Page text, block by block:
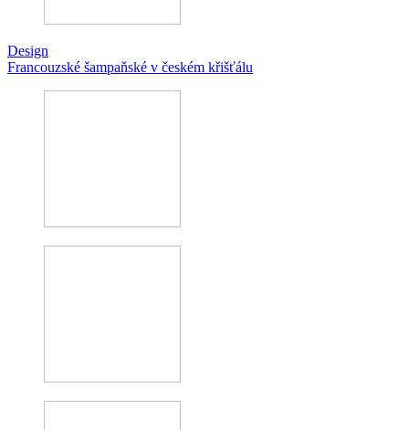
Design
Francouzské šampaňské v českém křišťálu